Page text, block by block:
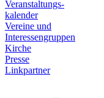
Veranstaltungs-
kalender
Vereine und
Interessen­gruppen
Kirche
Presse
Linkpartner